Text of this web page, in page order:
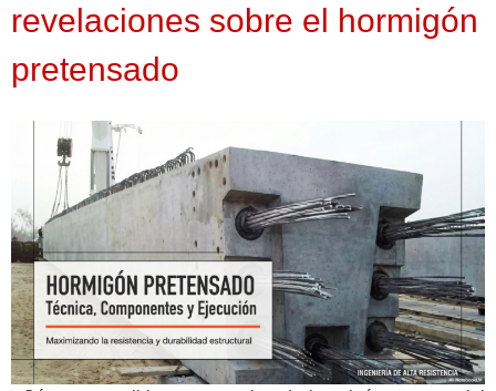
revelaciones sobre el hormigón
pretensado